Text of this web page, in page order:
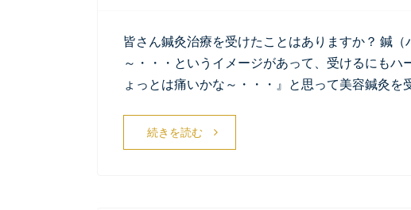
皆さん鍼灸治療を受けたことはありますか？ 鍼
～・・・というイメージがあって、受けるにもハ
ょっとは痛いかな～・・・』と思って美容鍼灸を
続きを読む